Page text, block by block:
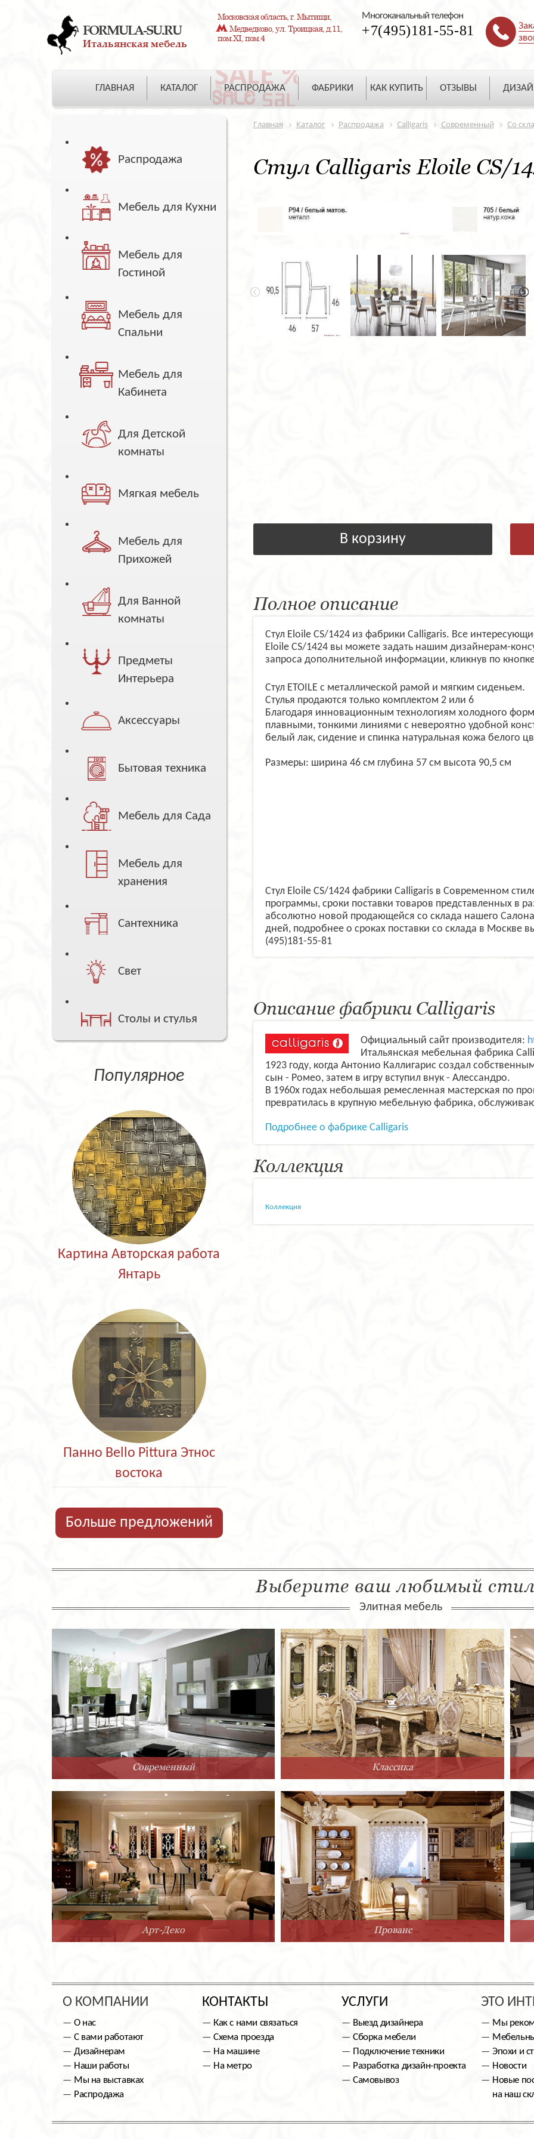
FORMULA-SU.RU
Итальянская мебель
Московская область, г. Мытищи,
Медведково, ул. Троицкая, д.11,
пом.XI, пом.4
Многоканальный телефон
+7(495)181-55-81
ГЛАВНАЯ КАТАЛОГ РАСПРОДАЖА ФАБРИКИ КАК КУПИТЬ ОТЗЫВЫ
Распродажа
Мебель для Кухни
Мебель для
Гостиной
Мебель для
Спальни
Мебель для
Кабинета
Для Детской
комнаты
Мягкая мебель
Мебель для
Прихожей
Для Ванной
комнаты
Предметы
Интерьера
Аксессуары
Бытовая техника
Мебель для Сада
Мебель для
хранения
Сантехника
Свет
Столы и стулья
Популярное
Картина Авторская работа
Янтарь
Панно Bello Pittura Этнос
востока
Больше предложений
Главная Каталог Распродажа Calligaris Современный Со
Стул Calligaris Eloile CS/
В корзину
Полное описание
Стул Eloile CS/1424 из фабрики Calligaris. Все
Eloile CS/1424 вы можете задать нашим дизайнерам-
запроса дополнительной информации, кликнув по
Стул ETOILE с металлической рамой и мягким сиденьем.
Стулья продаются только комплектом 2 или 6
Благодаря инновационным технологиям холодного
плавными, тонкими линиями с невероятно удобной
белый лак, сидение и спинка натуральная кожа белого
Размеры: ширина 46 см глубина 57 см высота 90,5 см
Стул Eloile CS/1424 фабрики Calligaris в Современном
программы, сроки поставки товаров представленных в
абсолютно новой продающейся со склада нашего
дней, подробнее о сроках поставки со склада в Москве
(495)181-55-81
Описание фабрики Calligaris
Официальный сайт производителя:
Итальянская мебельная фабрика
1923 году, когда Антонио Каллигарис создал
сын - Ромео, затем в игру вступил внук - Алессандро.
В 1960х годах небольшая ремесленная мастерская по
превратилась в крупную мебельную фабрика,
Подробнее о фабрике Calligaris
Коллекция
Коллекция
Выберите ваш любимый
Элитная мебель
Современный Классика
Арт-Деко Прованс
О КОМПАНИИ
О нас
С вами работают
Дизайнерам
Наши работы
Мы на выставках
Распродажа
КОНТАКТЫ
Как с нами связаться
Схема проезда
На машине
На метро
УСЛУГИ
Выезд дизайнера
Сборка мебели
Подключение техники
Разработка дизайн-проекта
Самовывоз
ЭТО
Мы
Эпохи и
Новости
Новые
на наш